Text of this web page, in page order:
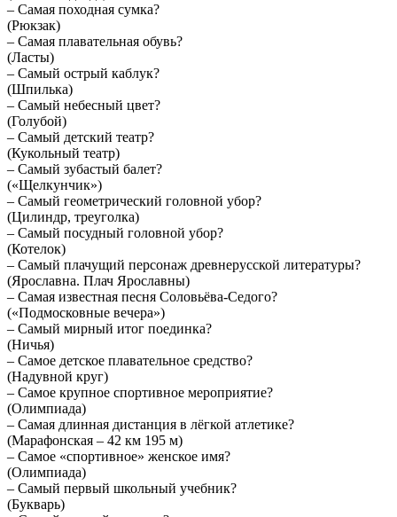
– Самая походная сумка?
(Рюкзак)
– Самая плавательная обувь?
(Ласты)
– Самый острый каблук?
(Шпилька)
– Самый небесный цвет?
(Голубой)
– Самый детский театр?
(Кукольный театр)
– Самый зубастый балет?
(«Щелкунчик»)
– Самый геометрический головной убор?
(Цилиндр, треуголка)
– Самый посудный головной убор?
(Котелок)
– Самый плачущий персонаж древнерусской литературы?
(Ярославна. Плач Ярославны)
– Самая известная песня Соловьёва-Седого?
(«Подмосковные вечера»)
– Самый мирный итог поединка?
(Ничья)
– Самое детское плавательное средство?
(Надувной круг)
– Самое крупное спортивное мероприятие?
(Олимпиада)
– Самая длинная дистанция в лёгкой атлетике?
(Марафонская – 42 км 195 м)
– Самое «спортивное» женское имя?
(Олимпиада)
– Самый первый школьный учебник?
(Букварь)